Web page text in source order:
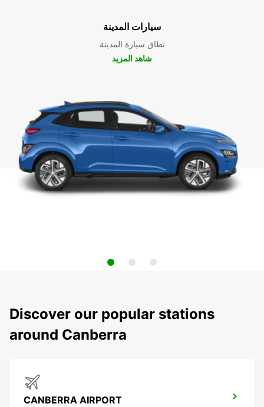
سيارات المدينة
نطاق سيارة المدينة
شاهد المزيد
Discover our popular stations
around Canberra
CANBERRA AIRPORT